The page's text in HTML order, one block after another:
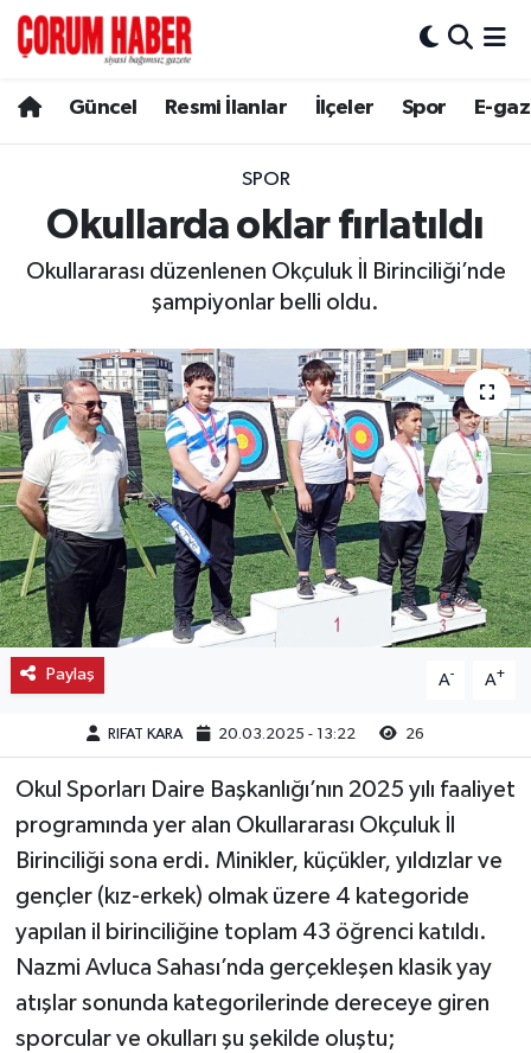
Güncel Resmi İlanlar İlçeler Spor E-
SPOR
Okullarda oklar fırlatıldı
Okullararası düzenlenen Okçuluk İl Birinciliği’nde
şampiyonlar belli oldu.
Paylaş A- A+
RIFAT KARA 20.03.2025 - 13:22 26
Okul Sporları Daire Başkanlığı’nın 2025 yılı faaliyet
programında yer alan Okullararası Okçuluk İl
Birinciliği sona erdi. Minikler, küçükler, yıldızlar ve
gençler (kız-erkek) olmak üzere 4 kategoride
yapılan il birinciliğine toplam 43 öğrenci katıldı.
Nazmi Avluca Sahası’nda gerçekleşen klasik yay
atışlar sonunda kategorilerinde dereceye giren
sporcular ve okulları şu şekilde oluştu;
Spor
Resmi İlanlar
Alaca
Boğazkale
Dodurga
İskilip
Kargı
Laçin
Mecitözü
Oğuzlar
Ortaköy
Osmancık
Sungurlu
Uğurludağ
Hava Durumu
Çorum Namaz Vakitleri
Trafik Durumu
Tüm Manşetler
Son Dakika Haberleri
Haber Arşivi